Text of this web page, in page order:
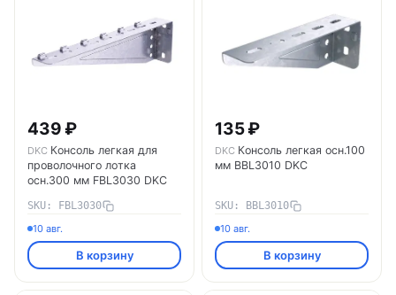
439 ₽
DKC Консоль легкая для
проволочного лотка
осн.300 мм FBL3030 DKC
SKU: FBL3030
10 авг.
В корзину
135 ₽
DKC Консоль легкая осн.100
мм BBL3010 DKC
SKU: BBL3010
10 авг.
В корзину